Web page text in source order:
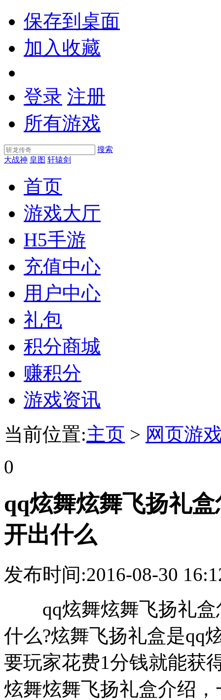
保存到桌面
加入收藏
登录 注册
所有游戏
搜索
大战神 皇图 轩辕剑
首页
游戏大厅
H5手游
充值中心
用户中心
礼包
积分商城
赚积分
游戏资讯
当前位置:主页 > 网页游
0
qq炫舞炫舞飞扬礼
开出什么
发布时间:2016-08-30
qq炫舞炫舞飞扬礼盒
什么?炫舞飞扬礼盒是qq
要玩家花费1分钱就能获
炫舞炫舞飞扬礼盒介绍